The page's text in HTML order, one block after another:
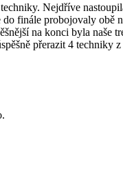
Nejdříve
finále probojovaly obě
na konci byla naše
přerazit 4 techniky